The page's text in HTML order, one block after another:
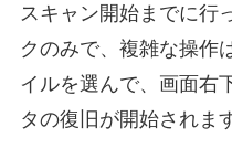
スキャン開始までに行
クのみで、複雑な操作
イルを選んで、画面右
タの復旧が開始されま